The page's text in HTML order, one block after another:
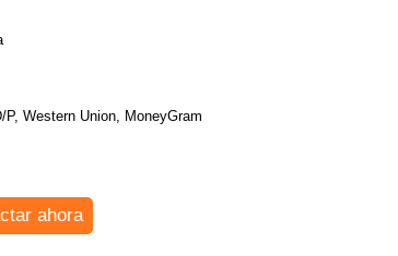
P, Western Union, MoneyGram
ahora